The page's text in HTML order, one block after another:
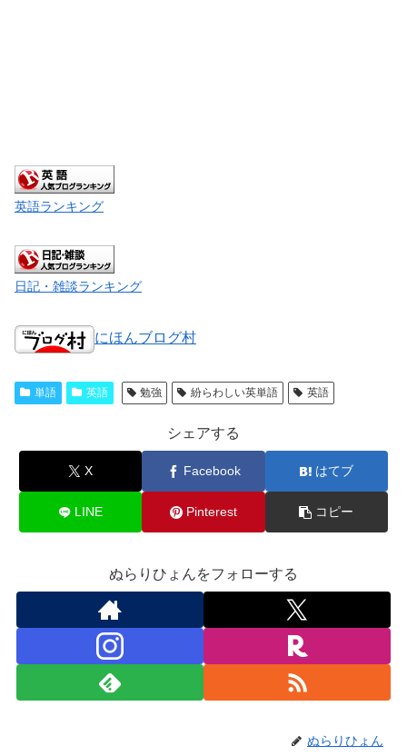
英語ランキング
日記・雑談ランキング
にほんブログ村
単語 英語 勉強 紛らわしい英単語 英語
シェアする
X Facebook はてブ
LINE Pinterest コピー
ぬらりひょんをフォローする
ぬらりひょん